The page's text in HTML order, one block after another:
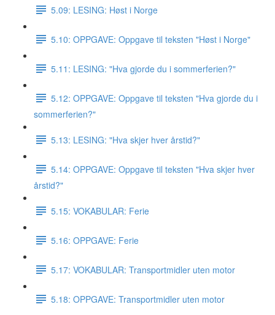
5.09: LESING: Høst i Norge
5.10: OPPGAVE: Oppgave til teksten "Høst i Norge"
5.11: LESING: "Hva gjorde du i sommerferien?"
5.12: OPPGAVE: Oppgave til teksten "Hva gjorde du i
sommerferien?"
5.13: LESING: "Hva skjer hver årstid?"
5.14: OPPGAVE: Oppgave til teksten "Hva skjer hver
årstid?"
5.15: VOKABULAR: Ferie
5.16: OPPGAVE: Ferie
5.17: VOKABULAR: Transportmidler uten motor
5.18: OPPGAVE: Transportmidler uten motor